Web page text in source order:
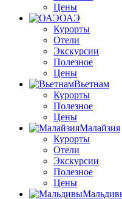
Цены
ОАЭ
Курорты
Отели
Экскурсии
Полезное
Цены
Вьетнам
Курорты
Полезное
Цены
Малайзия
Курорты
Отели
Экскурсии
Полезное
Цены